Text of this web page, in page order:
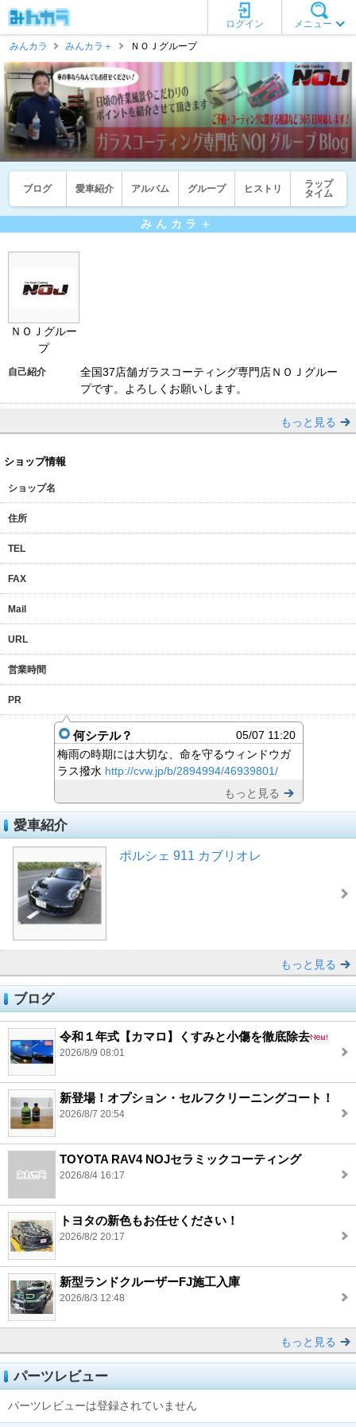
メニュー
ログイン
みんカラ
みんカラ＋ ＮＯＪグループ
ブログ 愛車紹介 アルバム グループ ヒストリ
ラップ
タイム
みんカラ＋
ＮＯＪグルー
プ
自己紹介
全国37店舗ガラスコーティング専門店ＮＯＪグルー
プです。よろしくお願いします。
もっと見る
ショップ情報
ショップ名
住所
TEL
FAX
Mail
URL
営業時間
PR
何シテル？
05/07 11:20
梅雨の時期には大切な、命を守るウィンドウガ
ラス撥水 http://cvw.jp/b/2894994/46939801/
もっと見る
愛車紹介
ポルシェ 911 カブリオレ
もっと見る
ブログ
令和１年式【カマロ】くすみと小傷を徹底除去
2026/8/9 08:01
新登場！オプション・セルフクリーニングコート！
2026/8/7 20:54
TOYOTA RAV4 NOJセラミックコーティング
2026/8/4 16:17
トヨタの新色もお任せください！
2026/8/2 20:17
新型ランドクルーザーFJ施工入庫
2026/8/3 12:48
もっと見る
パーツレビュー
パーツレビューは登録されていません